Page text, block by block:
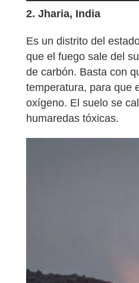
2. Jharia, India
Es un distrito del
que el fuego sale del
de carbón. Basta con
temperatura, para que
oxígeno. El suelo se
humaredas tóxicas.